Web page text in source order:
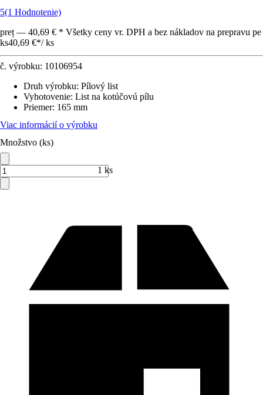
5(1 Hodnotenie)
preț — 40,69 € * Všetky ceny vr. DPH a bez nákladov na prepravu pe
ks40,69 €*/ ks
č. výrobku: 10106954
Druh výrobku: Pílový list
Vyhotovenie: List na kotúčovú pílu
Priemer: 165 mm
Viac informácií o výrobku
Množstvo (ks)
1 ks